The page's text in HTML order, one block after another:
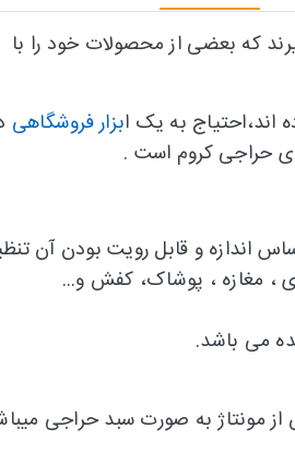
که بعضی از محصولات خود را با
به یک ابزار فروشگاهی
حراجی کروم است .
اندازه و قابل رویت بودن آن
، مغازه ، پوشاک، کفش و...
می باشد.